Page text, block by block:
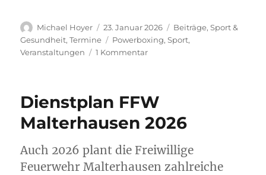
Autor
Michael Hoyer
Veröffentlicht
am
23. Januar 2026 Kategorien
Beiträge,Sport &
Gesundheit,Termine Schlagwörter
Powerboxing,Sport,
Veranstaltungen
1 Kommentarzu
Dienstplan FFW
Malterhausen 2026
Auch 2026 plant die Freiwillige
Feuerwehr Malterhausen zahlreiche